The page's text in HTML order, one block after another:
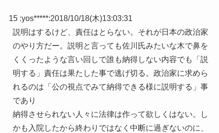
15 :yos*****:2018/10/18(木)13:03:31
説明はするけど、責任はとらない。それが日本の政治家
のやり方だー。説明と言っても佐川氏みたいな木で鼻を
くくったような言い回しで誰も納得しない内容でも「説
明する」責任は果たした事で逃げ切る。政治家に求めら
れるのは「公の視点でみて納得できる様に説明する」事
であり
納得させられない人々に法律は作って欲しくはない。し
かも入院したから終わりではなく中断に過ぎないのに、